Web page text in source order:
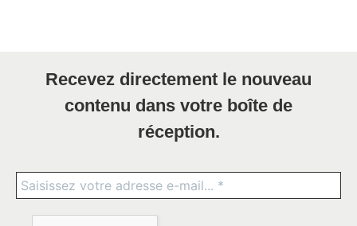
Recevez directement le nouveau
contenu dans votre boîte de
réception.